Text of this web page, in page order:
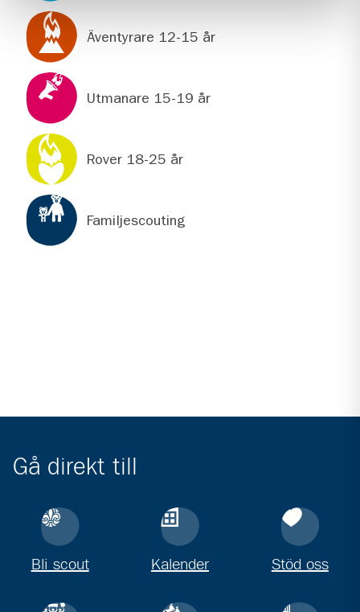
Äventyrare 12-15 år
Utmanare 15-19 år
Rover 18-25 år
Familjescouting
Gå direkt till
Bli scout Kalender Stöd oss